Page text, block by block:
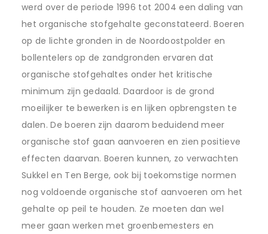
werd over de periode 1996 tot 2004 een daling van
het organische stofgehalte geconstateerd. Boeren
op de lichte gronden in de Noordoostpolder en
bollentelers op de zandgronden ervaren dat
organische stofgehaltes onder het kritische
minimum zijn gedaald. Daardoor is de grond
moeilijker te bewerken is en lijken opbrengsten te
dalen. De boeren zijn daarom beduidend meer
organische stof gaan aanvoeren en zien positieve
effecten daarvan. Boeren kunnen, zo verwachten
Sukkel en Ten Berge, ook bij toekomstige normen
nog voldoende organische stof aanvoeren om het
gehalte op peil te houden. Ze moeten dan wel
meer gaan werken met groenbemesters en